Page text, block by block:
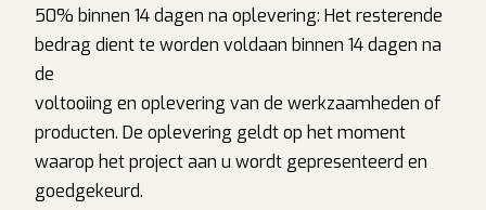
50% binnen 14 dagen na oplevering: Het resterende
bedrag dient te worden voldaan binnen 14 dagen na
de
voltooiing en oplevering van de werkzaamheden of
producten. De oplevering geldt op het moment
waarop het project aan u wordt gepresenteerd en
goedgekeurd.